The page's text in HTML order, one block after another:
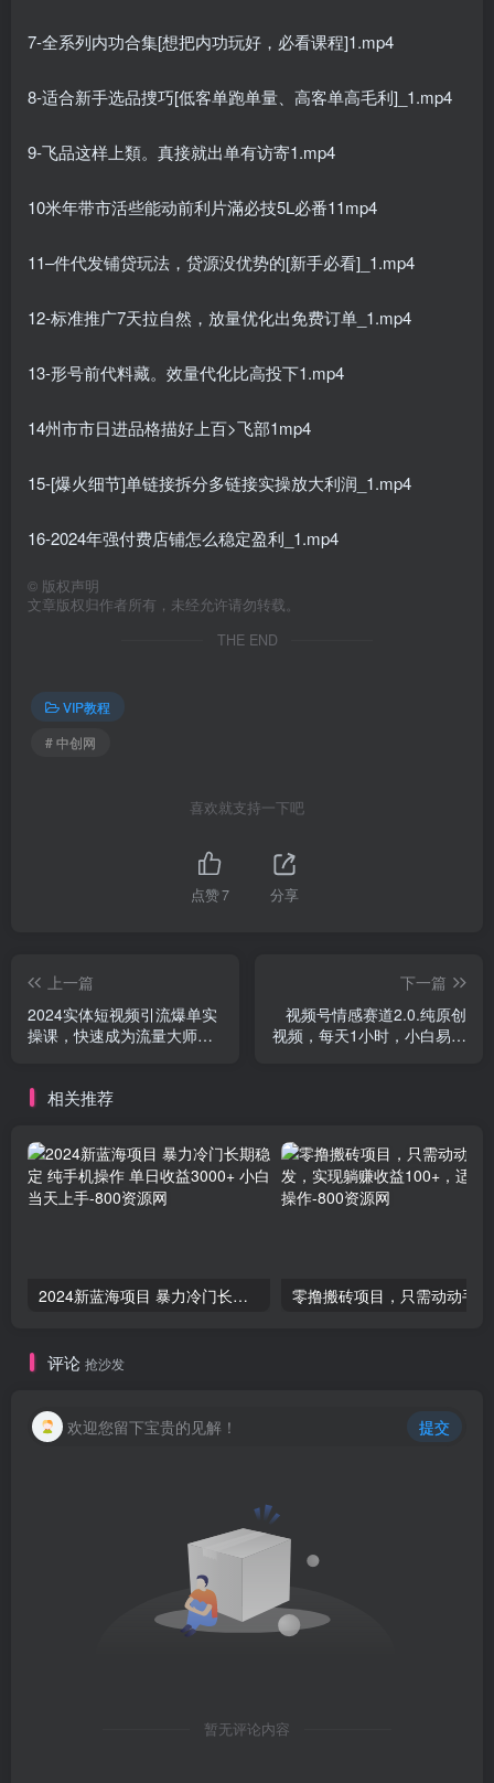
7-全系列内功合集[想把内功玩好，必看课程]1.mp4
8-适合新手选品捜巧[低客单跑单量、高客单高毛利]_1.mp4
9-飞品这样上類。真接就出单有访寄1.mp4
10米年带市活些能动前利片滿必技5L必番11mp4
11–件代发铺贷玩法，贷源没优势的[新手必看]_1.mp4
12-标准推广7天拉自然，放量优化出免费订单_1.mp4
13-形号前代料藏。效量代化比高投下1.mp4
14州市市日进品格描好上百>飞部1mp4
15-[爆火细节]单链接拆分多链接实操放大利润_1.mp4
16-2024年强付费店铺怎么稳定盈利_1.mp4
© 版权声明
文章版权归作者所有，未经允许请勿转载。
THE END
VIP教程
# 中创网
喜欢就支持一下吧
点赞7 分享
上一篇
2024实体短视频引流爆单实
操课，快速成为流量大师
下一篇
视频号情感赛道2.0.纯原创
视频，每天1小时，小白易上
相关推荐
2024新蓝海项目 暴力冷门长期稳定 纯手机操作 单日收益3000+ 小白当天上手
评论 抢沙发
欢迎您留下宝贵的见解！ 提交
暂无评论内容